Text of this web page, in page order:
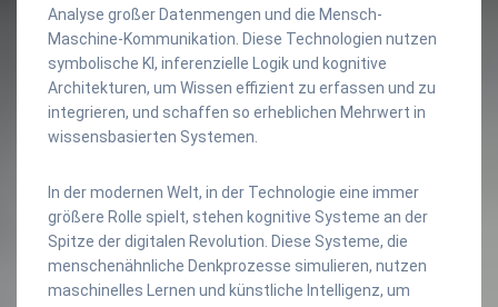
Analyse großer Datenmengen und die Mensch-
Maschine-Kommunikation. Diese Technologien nutzen
symbolische KI, inferenzielle Logik und kognitive
Architekturen, um Wissen effizient zu erfassen und zu
integrieren, und schaffen so erheblichen Mehrwert in
wissensbasierten Systemen.
In der modernen Welt, in der Technologie eine immer
größere Rolle spielt, stehen kognitive Systeme an der
Spitze der digitalen Revolution. Diese Systeme, die
menschenähnliche Denkprozesse simulieren, nutzen
maschinelles Lernen und künstliche Intelligenz, um